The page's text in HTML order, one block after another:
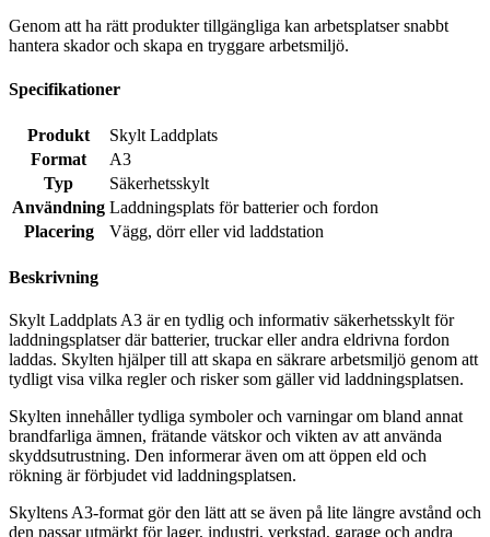
Genom att ha rätt produkter tillgängliga kan arbetsplatser snabbt
hantera skador och skapa en tryggare arbetsmiljö.
Specifikationer
Produkt
Skylt Laddplats
Format
A3
Typ
Säkerhetsskylt
Användning Laddningsplats för batterier och fordon
Placering
Vägg, dörr eller vid laddstation
Beskrivning
Skylt Laddplats A3 är en tydlig och informativ säkerhetsskylt för
laddningsplatser där batterier, truckar eller andra eldrivna fordon
laddas. Skylten hjälper till att skapa en säkrare arbetsmiljö genom att
tydligt visa vilka regler och risker som gäller vid laddningsplatsen.
Skylten innehåller tydliga symboler och varningar om bland annat
brandfarliga ämnen, frätande vätskor och vikten av att använda
skyddsutrustning. Den informerar även om att öppen eld och
rökning är förbjudet vid laddningsplatsen.
Skyltens A3-format gör den lätt att se även på lite längre avstånd och
den passar utmärkt för lager, industri, verkstad, garage och andra